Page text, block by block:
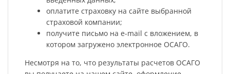
оплатите страховку на сайте выбранной
страховой компании;
получите письмо на e-mail с вложением, в
котором загружено электронное ОСАГО.
Несмотря на то, что результаты расчетов ОСАГО